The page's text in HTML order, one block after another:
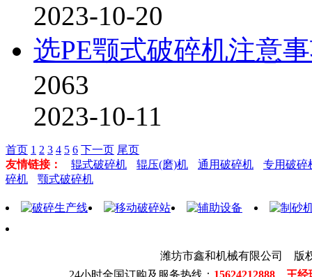
2023-10-20
选PE颚式破碎机注意
2063
2023-10-11
首页 1 2 3 4 5 6 下一页 尾页
友情链接：
辊式破碎机 辊压(磨)机 通用破碎机
专用破碎
碎机
颚式破碎机
潍坊市鑫和机械有限公司 版
24小时全国订购及服务热线： 15624212888 王